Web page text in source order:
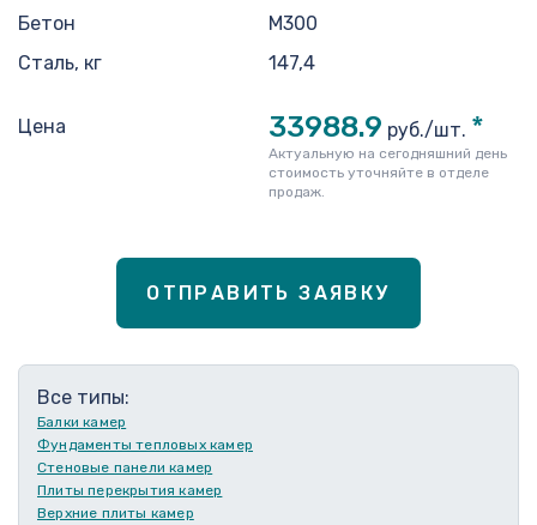
Бетон
М300
Сталь, кг
147,4
Цена 33988.9 руб./шт. *
Актуальную на сегодняшний день
стоимость уточняйте в отделе
продаж.
ОТПРАВИТЬ ЗАЯВКУ
Все типы:
Балки камер
Фундаменты тепловых камер
Стеновые панели камер
Плиты перекрытия камер
Верхние плиты камер